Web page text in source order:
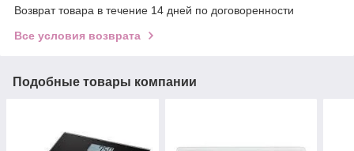
Возврат товара в течение 14 дней по договоренности
Все условия возврата
Подобные товары компании